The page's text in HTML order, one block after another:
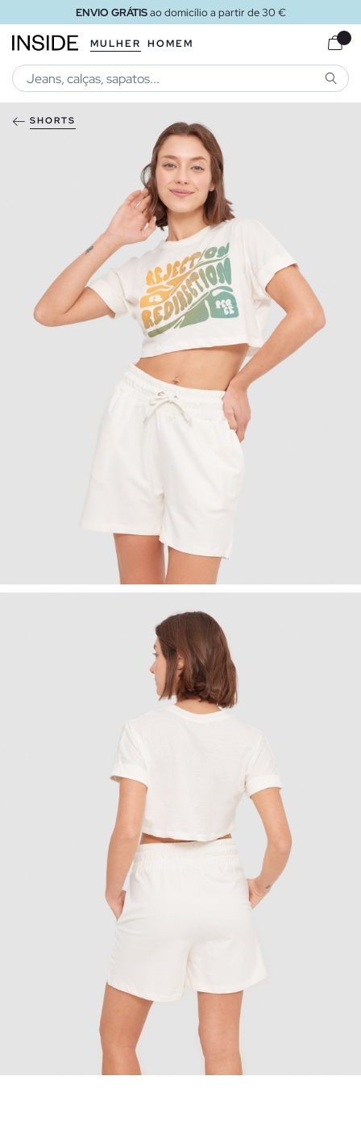
ENVIO GRÁTISao domicílio a partir de 30 €
MULHER HOMEM
SHORTS